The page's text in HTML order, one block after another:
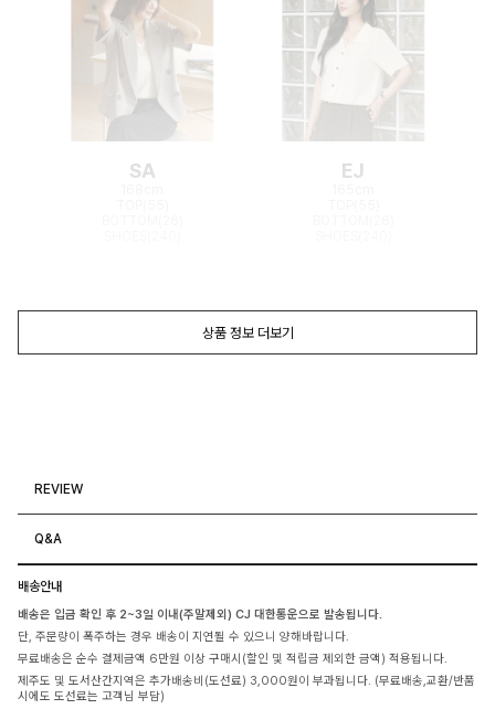
SA EJ
상품 정보 더보기
REVIEW
Q&A
배송안내
배송은 입금 확인 후 2~3일 이내(주말제외) CJ 대한통운으로 발송됩니다.
단, 주문량이 폭주하는 경우 배송이 지연될 수 있으니 양해바랍니다.
무료배송은 순수 결제금액 6만원 이상 구매시(할인 및 적립금 제외한 금액) 적용됩니다.
제주도 및 도서산간지역은 추가배송비(도선료) 3,000원이 부과됩니다. (무료배송,교환/반품
시에도 도선료는 고객님 부담)